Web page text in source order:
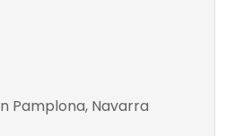
Pamplona, Navarra